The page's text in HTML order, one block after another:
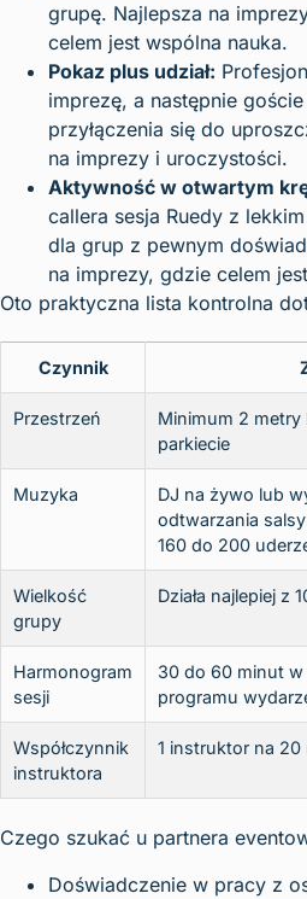
grupę. Najlepsza na
celem jest wspólna nauka.
Pokaz plus udział:
imprezę, a następnie
przyłączenia się do
na imprezy i uroczystości.
Aktywność w otwartym
callera sesja Ruedy z
dla grup z pewnym
na imprezy, gdzie celem
Oto praktyczna lista kontrolna
Czynnik
Przestrzeń
Minimum 2
parkiecie
Muzyka
DJ na żywo lub
odtwarzania
160 do 200
Wielkość
grupy
Działa najlepiej z
Harmonogram
sesji
30 do 60 minut
programu
Współczynnik
instruktora
1 instruktor na
Czego szukać u partnera
Doświadczenie w pracy z